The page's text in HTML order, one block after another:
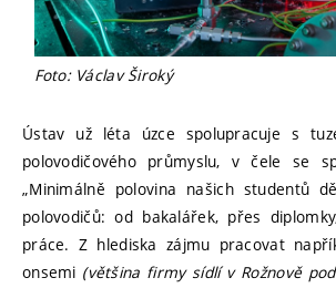
Foto: Václav Široký
Ústav už léta úzce spolupracuje s
polovodičového průmyslu, v čele se
„Minimálně polovina našich studentů
polovodičů: od bakalářek, přes
práce. Z hlediska zájmu pracovat
onsemi (většina firmy sídlí v Rožnově